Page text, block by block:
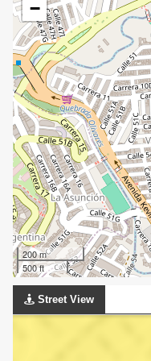
−
200 m
500 ft
Street View